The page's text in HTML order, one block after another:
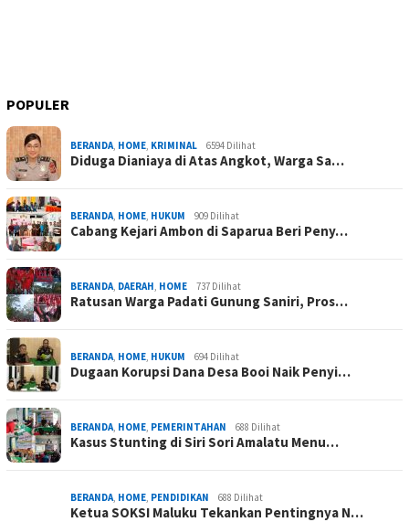
POPULER
BERANDA HOME KRIMINAL 6594 Dilihat
Diduga Dianiaya di Atas Angkot, Warga Sa…
BERANDA HOME HUKUM 909 Dilihat
Cabang Kejari Ambon di Saparua Beri Peny…
BERANDA DAERAH HOME 737 Dilihat
Ratusan Warga Padati Gunung Saniri, Pros…
BERANDA HOME HUKUM 694 Dilihat
Dugaan Korupsi Dana Desa Booi Naik Penyi…
BERANDA HOME PEMERINTAHAN 688 Dilihat
Kasus Stunting di Siri Sori Amalatu Menu…
BERANDA HOME PENDIDIKAN 688 Dilihat
Ketua SOKSI Maluku Tekankan Pentingnya N…